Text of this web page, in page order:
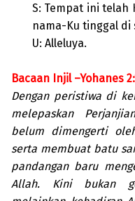
S: Tempat ini telah
nama-Ku tinggal di
U: Alleluya.
Bacaan Injil –Yohanes
Dengan peristiwa di
melepaskan
belum dimengerti
serta membuat batu
pandangan baru
Allah. Kini bukan